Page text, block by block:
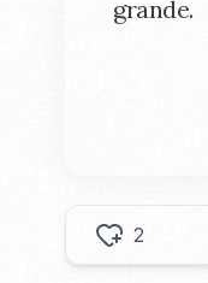
grande.
2